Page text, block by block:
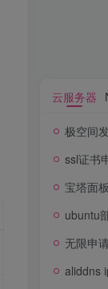
云服务器
极空间发
ssl证书
宝塔面
ubuntu
无限申
aliddns